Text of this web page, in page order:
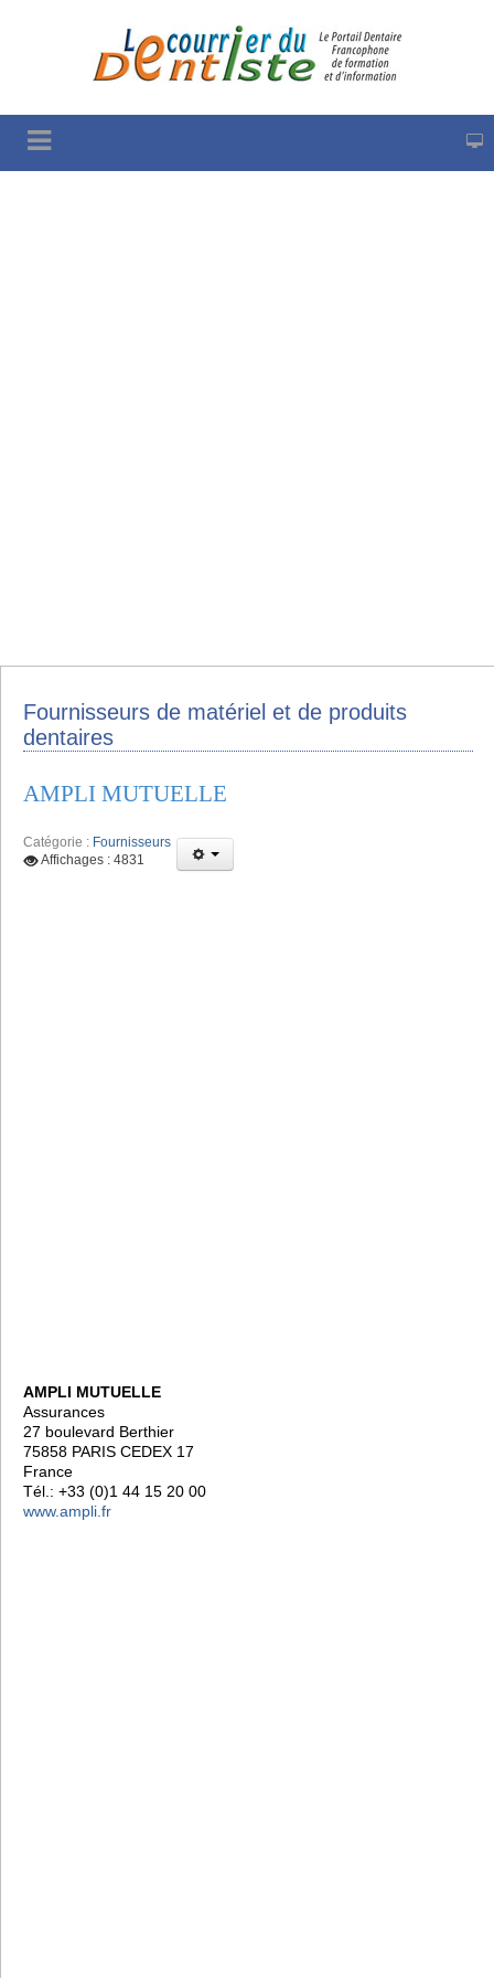
Fournisseurs de matériel et de produits
dentaires
AMPLI MUTUELLE
Catégorie : Fournisseurs
Affichages : 4831
AMPLI MUTUELLE
Assurances
27 boulevard Berthier
75858 PARIS CEDEX 17
France
Tél.: +33 (0)1 44 15 20 00
www.ampli.fr